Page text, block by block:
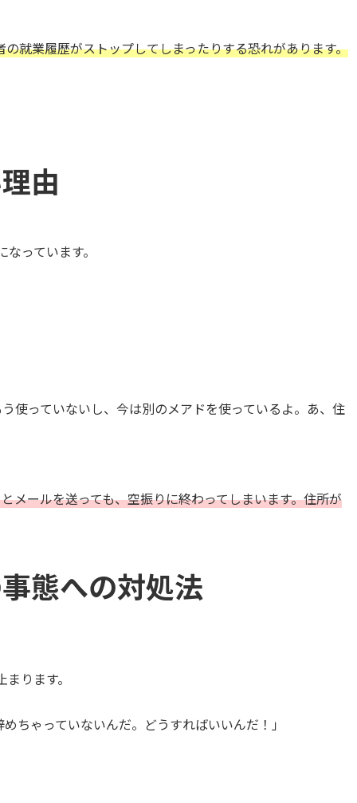
就業履歴がストップしてしまったりする恐れがあります。
由
なっています。
使っていないし、今は別のメアドを使っているよ。あ、住
メールを送っても、空振りに終わってしまいます。住所が
態への対処法
ります。
ちゃっていないんだ。どうすればいいんだ！」